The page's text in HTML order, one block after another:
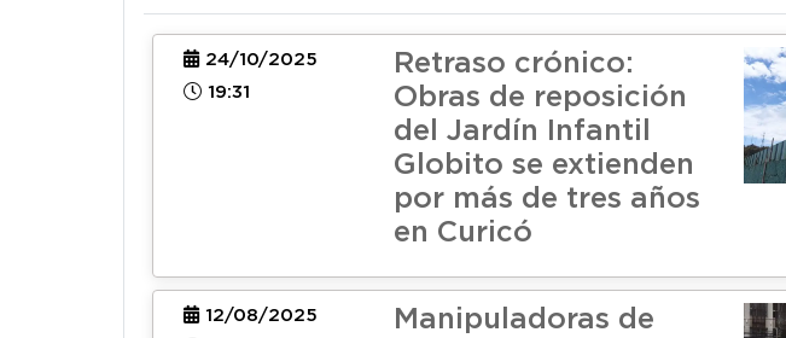
24/10/2025
19:31
Retraso crónico:
Obras de reposición
del Jardín Infantil
Globito se extienden
por más de tres años
en Curicó
12/08/2025
Manipuladoras de